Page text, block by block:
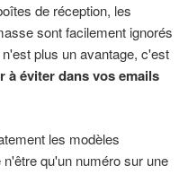
de réception, les
sont facilement ignorés
plus un avantage, c'est
à éviter dans vos emails
les modèles
qu'un numéro sur une